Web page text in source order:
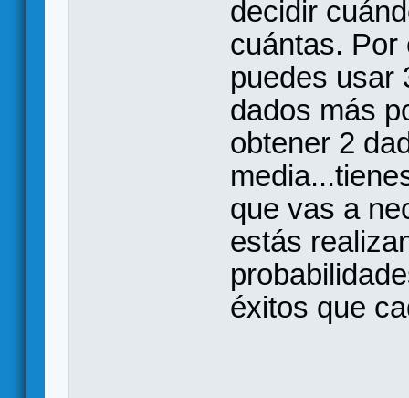
decidir
cuántas. Por
puedes usar
dados más
obtener 2
que vas a
estás
éxitos que